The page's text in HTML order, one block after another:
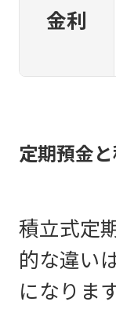
金利
定期預金
積立式定
的な違い
になりま